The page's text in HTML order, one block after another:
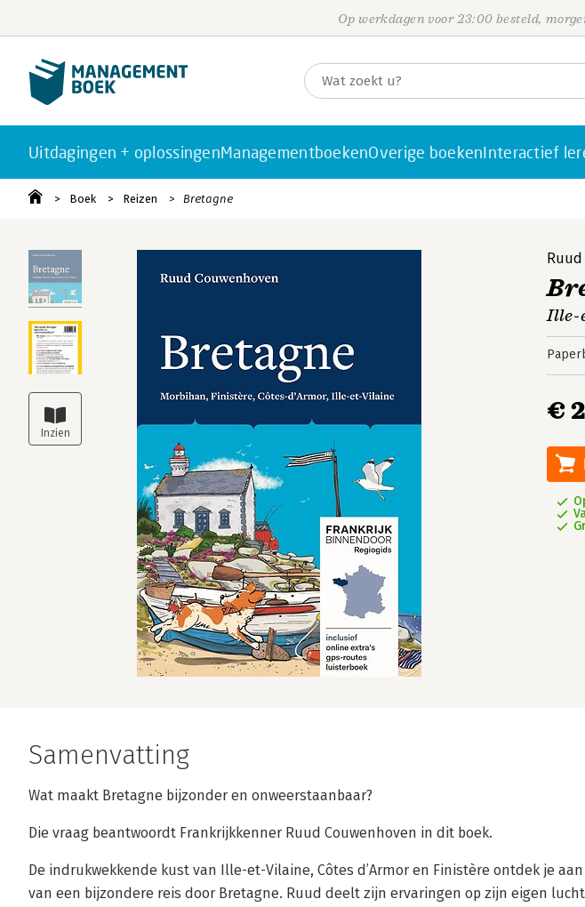
Op werkdagen voor 23:00 besteld,
Uitdagingen + oplossingenManagementboekenOverige boekenInteractief
Boek Reizen Bretagne
Ille-
€
Samenvatting
Wat maakt Bretagne bijzonder en onweerstaanbaar?
Die vraag beantwoordt Frankrijkkenner Ruud Couwenhoven in dit boek.
De indrukwekkende kust van Ille-et-Vilaine, Côtes d’Armor en Finistère ontdek je
van een bijzondere reis door Bretagne. Ruud deelt zijn ervaringen op zijn eigen